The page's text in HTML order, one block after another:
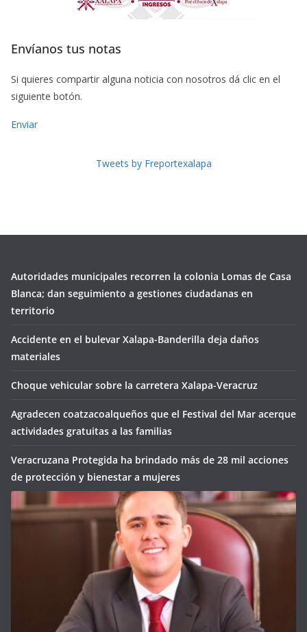
Envíanos tus notas
Si quieres compartir alguna noticia con nosotros dá clic en el
siguiente botón.
Enviar
Tweets by Freportexalapa
Autoridades municipales recorren la colonia Lomas de Casa
Blanca; dan seguimiento a gestiones ciudadanas en
territorio
Accidente en el bulevar Xalapa-Banderilla deja daños
materiales
Choque vehicular sobre la carretera Xalapa-Veracruz
Agradecen coatzacoalqueños que el Festival del Mar acerque
actividades gratuitas a las familias
Veracruzana Protegida ha brindado más de 28 mil acciones
de protección y bienestar a mujeres